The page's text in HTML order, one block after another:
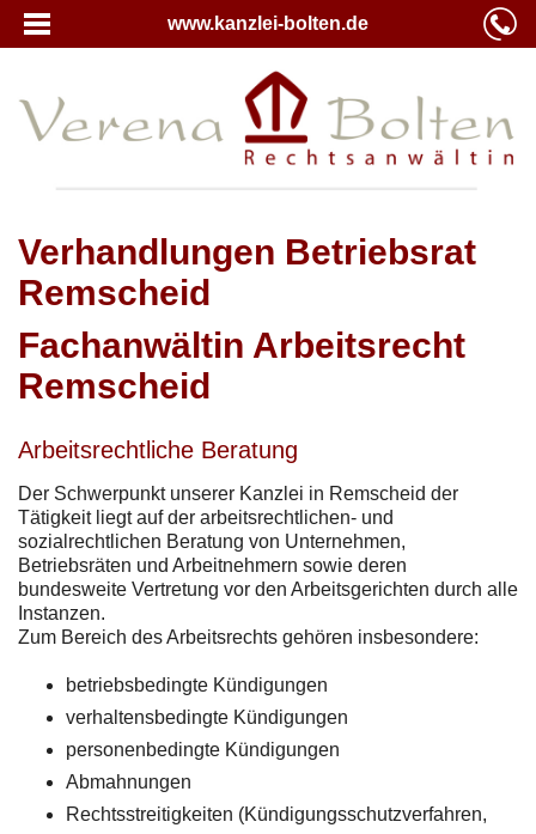
www.kanzlei-bolten.de
Verhandlungen Betriebsrat
Remscheid
Fachanwältin Arbeitsrecht
Remscheid
Arbeitsrechtliche Beratung
Der Schwerpunkt unserer Kanzlei in Remscheid der
Tätigkeit liegt auf der arbeitsrechtlichen- und
sozialrechtlichen Beratung von Unternehmen,
Betriebsräten und Arbeitnehmern sowie deren
bundesweite Vertretung vor den Arbeitsgerichten durch alle
Instanzen.
Zum Bereich des Arbeitsrechts gehören insbesondere:
betriebsbedingte Kündigungen
verhaltensbedingte Kündigungen
personenbedingte Kündigungen
Abmahnungen
Rechtsstreitigkeiten (Kündigungsschutzverfahren,